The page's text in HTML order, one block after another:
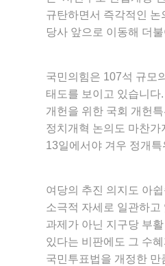
규탄하면서 즉각적인
당사 앞으로 이동해 더
국민의힘은 107석 규모
태도를 보이고 있습니다
개헌을 위한 국회 개헌
정치개혁 논의도 마찬
13일에서야 겨우 정개
여당의 추진 의지도 아
소극적 자세로 일관하
과제가 아닌 지구당 부
있다는 비판에도 그 수
국민투표법을 개정한